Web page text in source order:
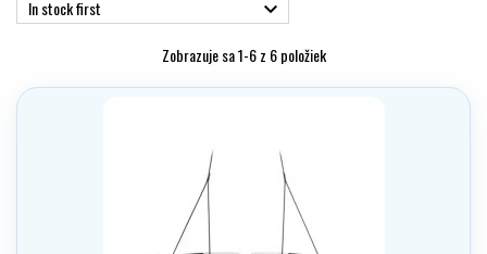
In stock first 
Zobrazuje sa 1-6 z 6 položiek